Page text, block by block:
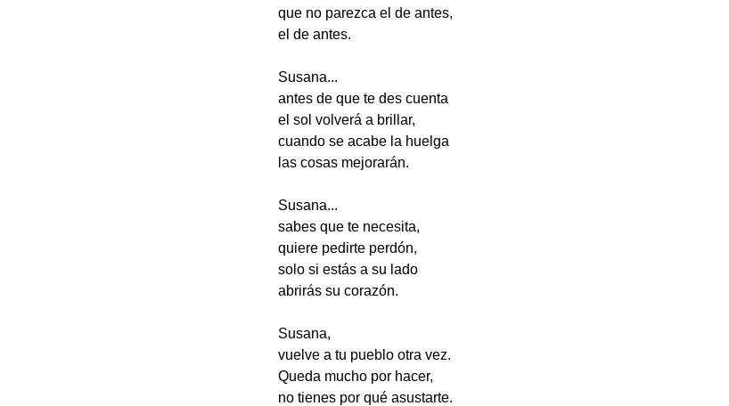
que no parezca el de antes,
el de antes.
Susana...
antes de que te des cuenta
el sol volverá a brillar,
cuando se acabe la huelga
las cosas mejorarán.
Susana...
sabes que te necesita,
quiere pedirte perdón,
solo si estás a su lado
abrirás su corazón.
Susana,
vuelve a tu pueblo otra vez.
Queda mucho por hacer,
no tienes por qué asustarte.